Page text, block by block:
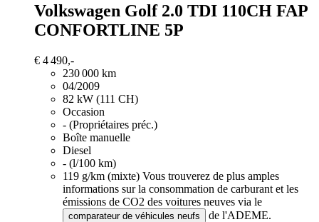
Volkswagen Golf 2.0 TDI 110CH FAP
CONFORTLINE 5P
€ 4 490,-
230 000 km
04/2009
82 kW (111 CH)
Occasion
- (Propriétaires préc.)
Boîte manuelle
Diesel
- (l/100 km)
119 g/km (mixte) Vous trouverez de plus amples
informations sur la consommation de carburant et les
émissions de CO2 des voitures neuves via le
comparateur de véhicules neufs
de l'ADEME.